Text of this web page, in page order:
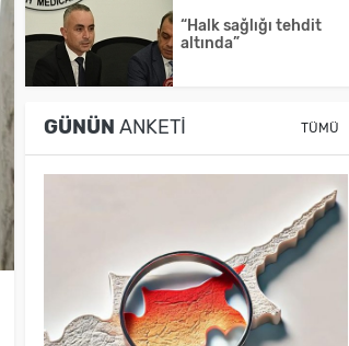
“Halk sağlığı tehdit
altında”
GÜNÜN ANKETI TÜMÜ